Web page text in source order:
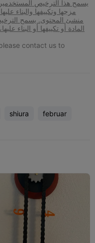
مزجها وتكييفها والبناء
منشئ المحتوى. يسمح
المادة أو تكييفها أو البناء
contact us to
shiura februar